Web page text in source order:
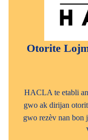
Otorite
HACLA te etabli
gwo ak dirijan
gwo rezèv nan bon